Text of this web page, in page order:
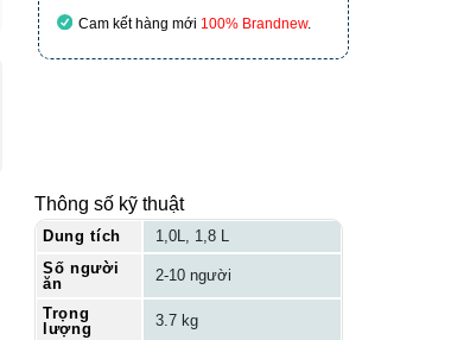
Cam kết hàng mới 100% Brandnew.
Thông số kỹ thuật
Dung tích
1,0L, 1,8 L
Số người
ăn
2-10 người
Trọng
lượng
3.7 kg